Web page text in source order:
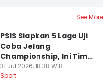
See More
PSIS Siapkan 5 Laga Uji
Coba Jelang
Championship, Ini Tim
Calon Lawan
31 Jul 2026, 18:38 WIB
Sport